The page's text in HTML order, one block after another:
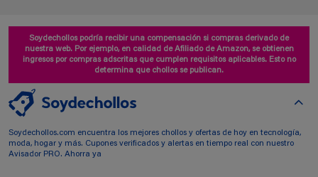
Soydechollos podría recibir una compensación si compras derivado de
nuestra web. Por ejemplo, en calidad de Afiliado de Amazon, se obtienen
ingresos por compras adscritas que cumplen requisitos aplicables. Esto no
determina que chollos se publican.
Soydechollos.com encuentra los mejores chollos y ofertas de hoy en tecnología,
moda, hogar y más. Cupones verificados y alertas en tiempo real con nuestro
Avisador PRO. Ahorra ya